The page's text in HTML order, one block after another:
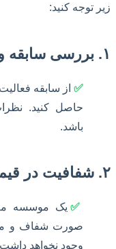
زیر توجه کنید:
۱. بررسی سابقه و اعتبار
✅ از سابقه
حاصل کنید.
باشد.
۲. شفافیت در قیمت‌گذاری
✅ یک موسسه
صورت شفاف و
وجود نخواهد